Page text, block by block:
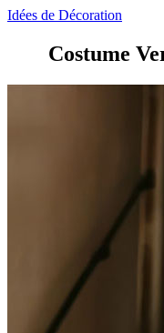
Idées de Décoration
Costume